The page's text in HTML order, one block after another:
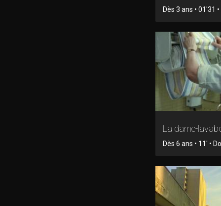
Dès 3 ans • 01'31
La dame-
Dès 6 ans • 11' •